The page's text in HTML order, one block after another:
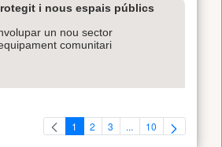
i nous espais públics
un nou sector
comunitari
Pàgina
1 Pàgina
2 Pàgina
3 ...Pàgines intermèdies
Pàgina
10